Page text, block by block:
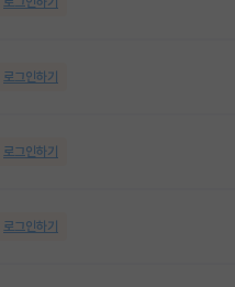
로그인하기
로그인하기
로그인하기